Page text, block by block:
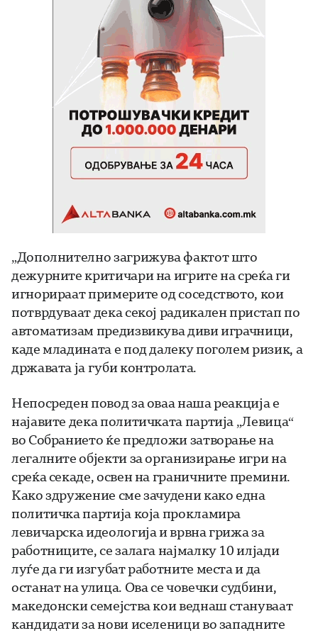
„Дополнително загрижува фактот што
дежурните критичари на игрите на среќа ги
игнорираат примерите од соседството, кои
потврдуваат дека секој радикален пристап по
автоматизам предизвикува диви играчници,
каде младината е под далеку поголем ризик, а
државата ја губи контролата.
Непосреден повод за оваа наша реакција е
најавите дека политичката партија „Левица“
во Собранието ќе предложи затворање на
легалните објекти за организирање игри на
среќа секаде, освен на граничните премини.
Како здружение сме зачудени како една
политичка партија која прокламира
левичарска идеологија и врвна грижа за
работниците, се залага најмалку 10 илјади
луѓе да ги изгубат работните места и да
останат на улица. Ова се човечки судбини,
македонски семејства кои веднаш стануваат
кандидати за нови иселеници во западните